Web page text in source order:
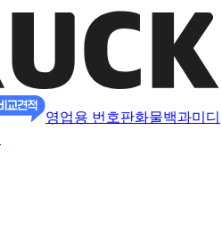
영업용 번호판화물백과미디